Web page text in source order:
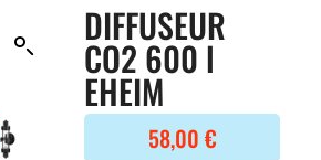
BONNES AFFAIRES
Voir tout
DERNIERS ARRIVAGES
Voir tout
Voir tout
NOURRITURE
Nourriture Lyophilisée
Nourriture vivante
DIFFUSEUR
CO2 600 l
EHEIM
58,00 €